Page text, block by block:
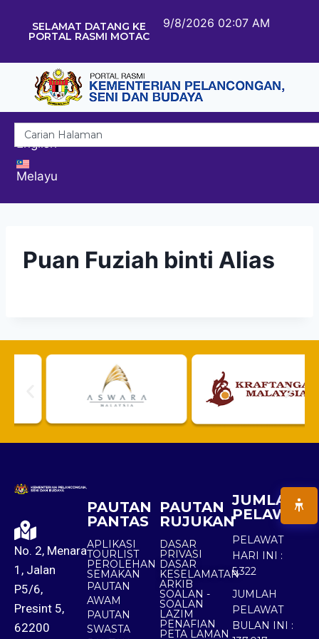
SELAMAT DATANG KE
PORTAL RASMI MOTAC
9/8/2026 02:07 AM
English
Melayu
Puan Fuziah binti Alias
No. 2, Menara
1, Jalan
P5/6,
Presint 5,
62200
PAUTAN
PANTAS
APLIKASI
TOURLIST
PEROLEHAN
SEMAKAN
PAUTAN
AWAM
PAUTAN
SWASTA
PAUTAN
RUJUKAN
DASAR
PRIVASI
DASAR
KESELAMATAN
ARKIB
SOALAN -
SOALAN
LAZIM
PENAFIAN
PETA LAMAN
JUMLAH
PELAWAT
PELAWAT
HARI INI :
5,322
JUMLAH
PELAWAT
BULAN INI :